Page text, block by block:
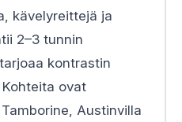
kävelyreittejä ja
2–3 tunnin
kontrastin
ovat
Austinvilla